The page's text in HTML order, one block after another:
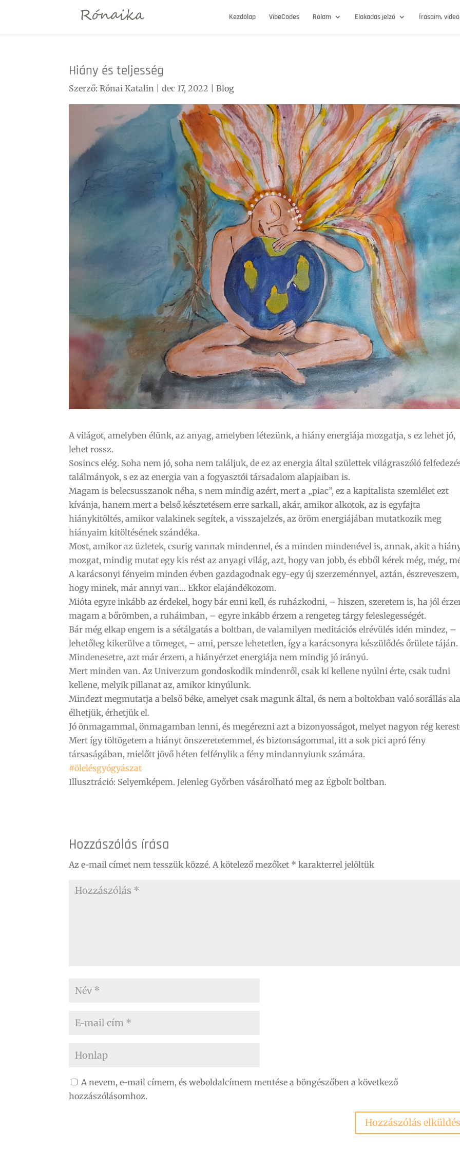
Kezdőlap VibeCodes Rólam Elakadás jelző Írásaim,
Hiány és teljesség
Szerző:Rónai Katalin |dec 17, 2022 |Blog
A világot, amelyben élünk, az anyag, amelyben létezünk, a hiány energiája mozgatja, s ez lehet jó,
lehet rossz.
Sosincs elég. Soha nem jó, soha nem találjuk, de ez az energia által születtek világraszóló
találmányok, s ez az energia van a fogyasztói társadalom alapjaiban is.
Magam is belecsusszanok néha, s nem mindig azért, mert a „piac”, ez a kapitalista szemlélet ezt
kívánja, hanem mert a belső késztetésem erre sarkall, akár, amikor alkotok, az is egyfajta
hiánykitöltés, amikor valakinek segítek, a visszajelzés, az öröm energiájában mutatkozik meg
hiányaim kitöltésének szándéka.
Most, amikor az üzletek, csurig vannak mindennel, és a minden mindenével is, annak, akit a
mozgat, mindig mutat egy kis rést az anyagi világ, azt, hogy van jobb, és ebből kérek még, még,
A karácsonyi fényeim minden évben gazdagodnak egy-egy új szerzeménnyel, aztán, észreveszem,
hogy minek, már annyi van… Ekkor elajándékozom.
Mióta egyre inkább az érdekel, hogy bár enni kell, és ruházkodni, – hiszen, szeretem is, ha jól
magam a bőrömben, a ruháimban, – egyre inkább érzem a rengeteg tárgy feleslegességét.
Bár még elkap engem is a sétálgatás a boltban, de valamilyen meditációs elrévülés idén mindez, –
lehetőleg kikerülve a tömeget, – ami, persze lehetetlen, így a karácsonyra készülődés őrülete táján.
Mindenesetre, azt már érzem, a hiányérzet energiája nem mindig jó irányú.
Mert minden van. Az Univerzum gondoskodik mindenről, csak ki kellene nyúlni érte, csak tudni
kellene, melyik pillanat az, amikor kinyúlunk.
Mindezt megmutatja a belső béke, amelyet csak magunk által, és nem a boltokban való sorállás
élhetjük, érhetjük el.
Jó önmagammal, önmagamban lenni, és megérezni azt a bizonyosságot, melyet nagyon rég
Mert így töltögetem a hiányt önszeretetemmel, és biztonságommal, itt a sok pici apró fény
társaságában, mielőtt jövő héten felfénylik a fény mindannyiunk számára.
#ölelésgyógyászat
Illusztráció: Selyemképem. Jelenleg Győrben vásárolható meg az Égbolt boltban.
Hozzászólás írása
Az e-mail címet nem tesszük közzé. A kötelező mezőket * karakterrel jelöltük
A nevem, e-mail címem, és weboldalcímem mentése a böngészőben a következő
hozzászólásomhoz.